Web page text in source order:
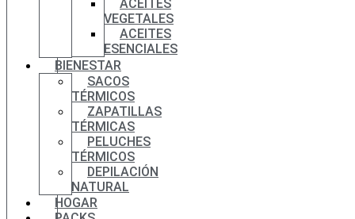
ACEITES
VEGETALES
ACEITES
ESENCIALES
BIENESTAR
SACOS
TÉRMICOS
ZAPATILLAS
TÉRMICAS
PELUCHES
TÉRMICOS
DEPILACIÓN
NATURAL
HOGAR